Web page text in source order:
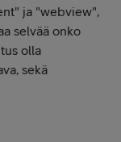
ja "webview",
selvää onko
olla
sekä